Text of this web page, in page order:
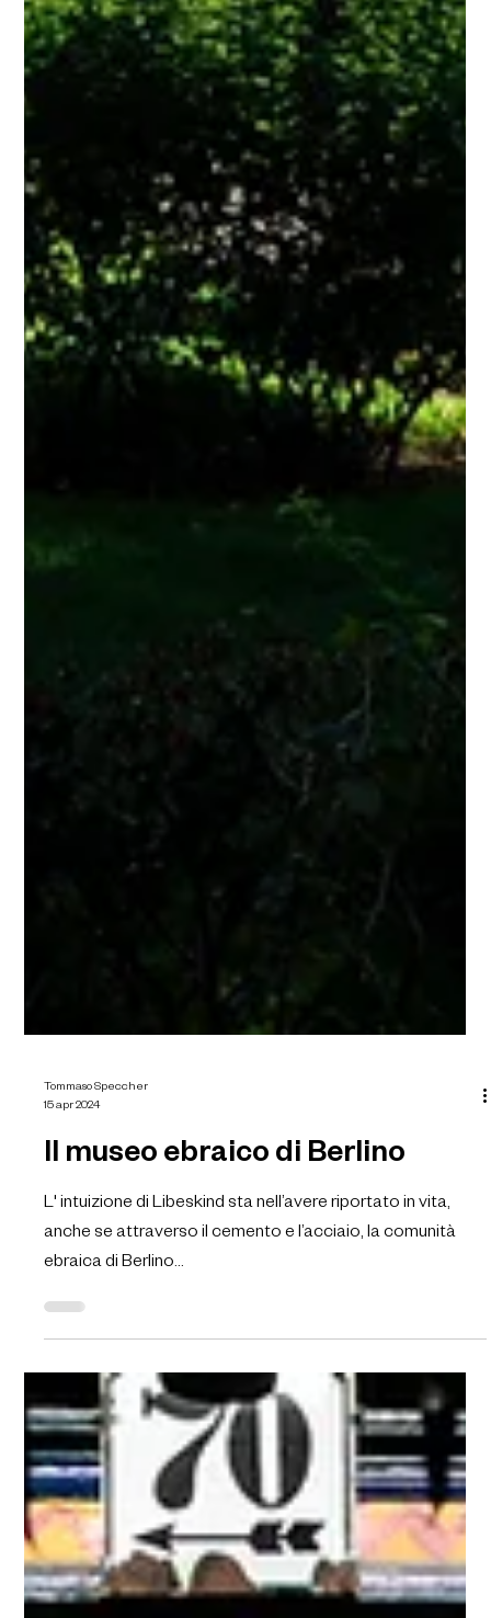
Tommaso Speccher
Il museo ebraico di Berlino
L' intuizione di Libeskind sta nell’avere riportato in vita,
anche se attraverso il cemento e l’acciaio, la comunità
ebraica di Berlino...